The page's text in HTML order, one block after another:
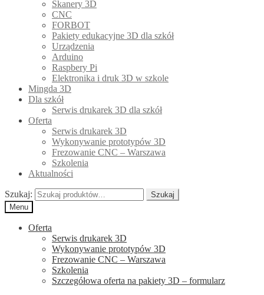
Skanery 3D
CNC
FORBOT
Pakiety edukacyjne 3D dla szkół
Urządzenia
Arduino
Raspbery Pi
Elektronika i druk 3D w szkole
Mingda 3D
Dla szkół
Serwis drukarek 3D dla szkół
Oferta
Serwis drukarek 3D
Wykonywanie prototypów 3D
Frezowanie CNC – Warszawa
Szkolenia
Aktualności
Szukaj:
Szukaj
Menu
Oferta
Serwis drukarek 3D
Wykonywanie prototypów 3D
Frezowanie CNC – Warszawa
Szkolenia
Szczegółowa oferta na pakiety 3D – formularz